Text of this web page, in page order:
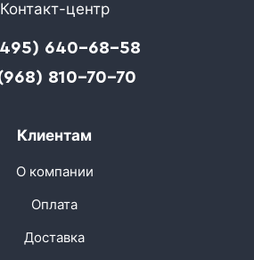
Контакт-центр
640-68-58
810-70-70
Клиентам
О компании
Оплата
Доставка